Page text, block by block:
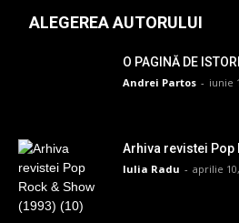
ALEGEREA AUTORULUI
O PAGINĂ DE
Andrei Partos - iunie
Arhiva revistei Pop
Iulia Radu - aprilie